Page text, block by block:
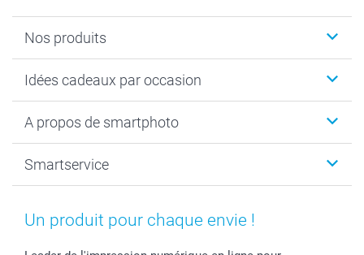
Nos produits
Calendrier photo & Agenda photo
Tirage photo & agrandissement
Faire-part & Cartes
Coques smartphone
Idées cadeaux par occasion
Anniversaire
Naissance & baptême
Fête des Mères
A propos de smartphoto
Plan du site
Droit de rétraction
Smartservice
Aide
Un produit pour chaque envie !